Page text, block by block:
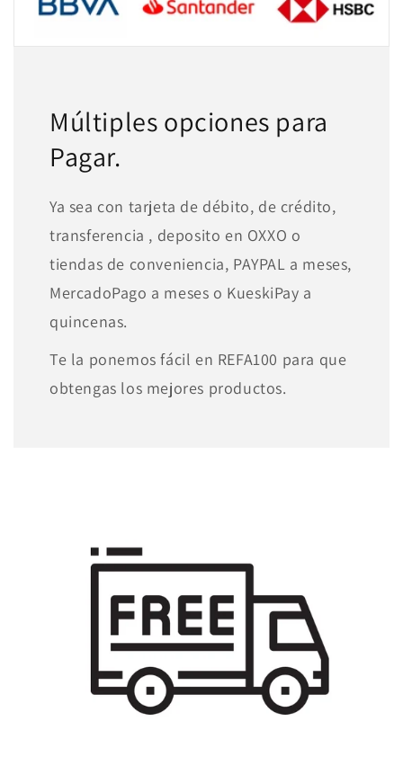
Múltiples opciones para
Pagar.
Ya sea con tarjeta de débito, de crédito,
transferencia , deposito en OXXO o
tiendas de conveniencia, PAYPAL a meses,
MercadoPago a meses o KueskiPay a
quincenas.
Te la ponemos fácil en REFA100 para que
obtengas los mejores productos.